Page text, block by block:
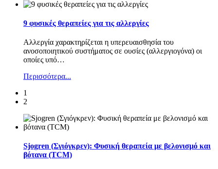
9 φυσικές θεραπείες για τις αλλεργίες
Αλλεργία χαρακτηρίζεται η υπερευαισθησία του
ανοσοποιητικού συστήματος σε ουσίες (αλλεργιογόνα) οι
οποίες υπό…
Περισσότερα...
1
2
Sjogren (Σγιόγκρεν): Φυσική θεραπεία με βελονισμό και
βότανα (TCM)